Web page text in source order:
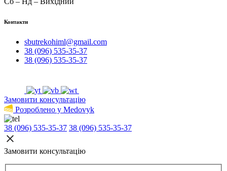
Контакти
sbutrekohiml@gmail.com
38 (096) 535-35-37
38 (096) 535-35-37
Замовити консультацію
Розроблено у Medovyk
38 (096) 535-35-37 38 (096) 535-35-37
Замовити консультацію